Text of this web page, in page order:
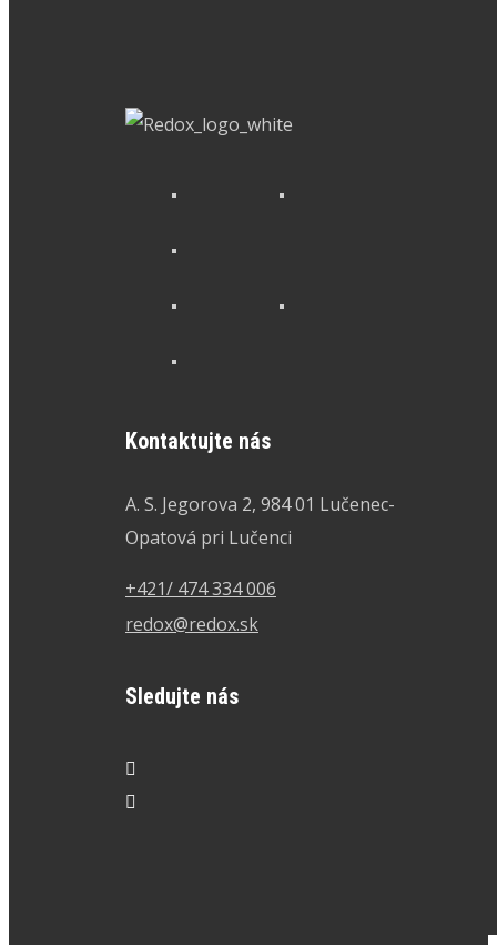
Kontaktujte nás
A. S. Jegorova 2, 984 01 Lučenec-
Opatová pri Lučenci
+421/ 474 334 006
redox@redox.sk
Sledujte nás